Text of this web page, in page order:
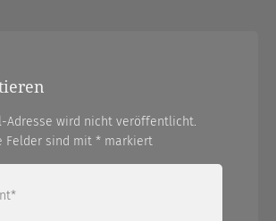
Adresse wird nicht veröffentlicht.
Felder sind mit * markiert